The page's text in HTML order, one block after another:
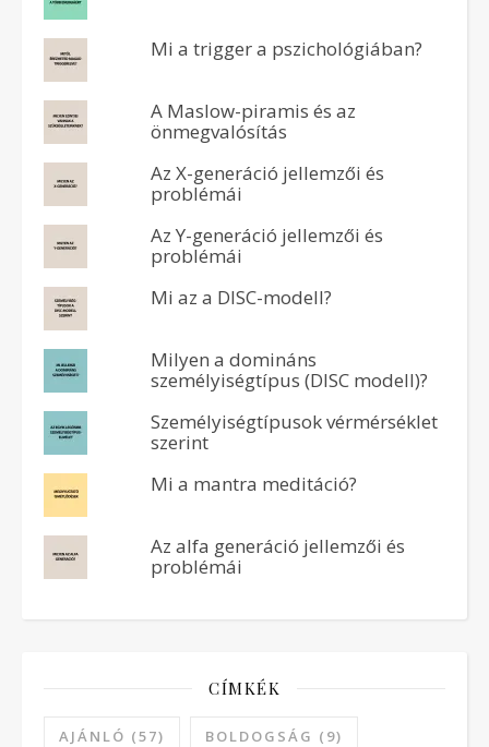
Mi a trigger a pszichológiában?
A Maslow-piramis és az
önmegvalósítás
Az X-generáció jellemzői és
problémái
Az Y-generáció jellemzői és
problémái
Mi az a DISC-modell?
Milyen a domináns
személyiségtípus (DISC modell)?
Személyiségtípusok vérmérséklet
szerint
Mi a mantra meditáció?
Az alfa generáció jellemzői és
problémái
CÍMKÉK
AJÁNLÓ (57) BOLDOGSÁG (9)